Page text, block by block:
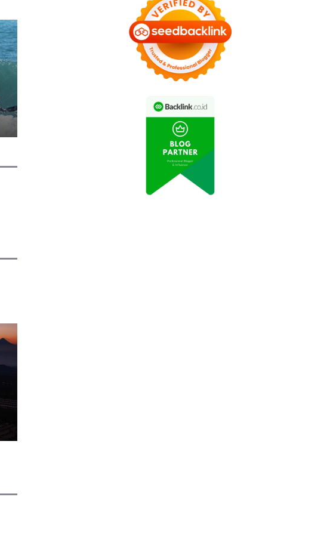
Dunia: Surfer Indonesia
Raih Juara di Hawaii